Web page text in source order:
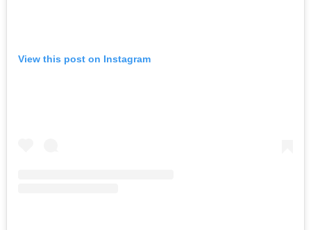
View this post on Instagram